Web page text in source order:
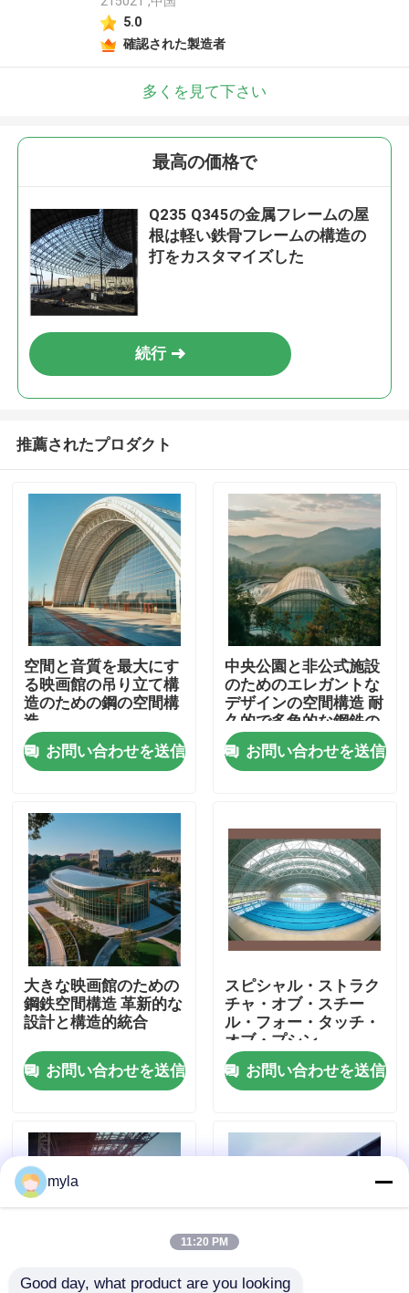
家
プロダクト
私達について
工場旅行
品質管理
私達に連絡しなさい
場合
スペース フレームのトラス
5.0
確認された製造者
多くを見て下さい
最高の価格で
Q235 Q345の金属フレームの屋
根は軽い鉄骨フレームの構造の
打をカスタマイズした
続行
推薦されたプロダクト
空間と音質を最大にす
る映画館の吊り立て構
造のための鋼の空間構
造
お問い合わせを送信
中央公園と非公式施設
のためのエレガントな
デザインの空間構造 耐
久的で多角的な鋼鉄の
建物
お問い合わせを送信
大きな映画館のための
鋼鉄空間構造 革新的な
設計と構造的統合
お問い合わせを送信
スピシャル・ストラク
チャ・オブ・スチー
ル・フォー・タッチ・
オブ・プシン
お問い合わせを送信
myla
11:20 PM
Good day, what product are you looking